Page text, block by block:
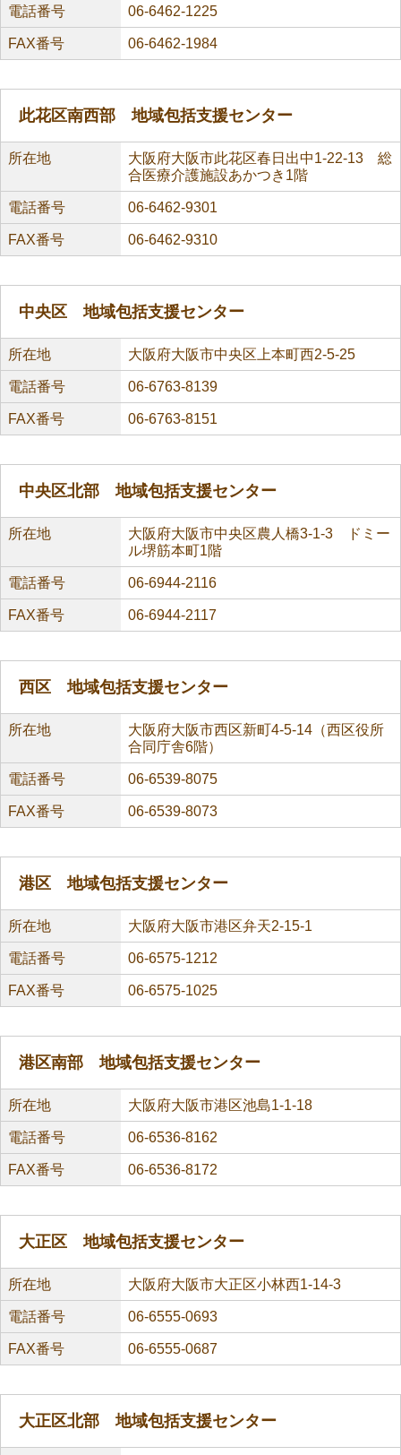
電話番号 06-6462-1225
FAX番号 06-6462-1984
此花区南西部 地域包括支援センター
所在地
大阪府大阪市此花区春日出中1-22-13 総
合医療介護施設あかつき1階
電話番号 06-6462-9301
FAX番号 06-6462-9310
中央区 地域包括支援センター
所在地 大阪府大阪市中央区上本町西2-5-25
電話番号 06-6763-8139
FAX番号 06-6763-8151
中央区北部 地域包括支援センター
所在地
大阪府大阪市中央区農人橋3-1-3 ドミー
ル堺筋本町1階
電話番号 06-6944-2116
FAX番号 06-6944-2117
西区 地域包括支援センター
所在地
大阪府大阪市西区新町4-5-14（西区役所
合同庁舎6階）
電話番号 06-6539-8075
FAX番号 06-6539-8073
港区 地域包括支援センター
所在地 大阪府大阪市港区弁天2-15-1
電話番号 06-6575-1212
FAX番号 06-6575-1025
港区南部 地域包括支援センター
所在地 大阪府大阪市港区池島1-1-18
電話番号 06-6536-8162
FAX番号 06-6536-8172
大正区 地域包括支援センター
所在地 大阪府大阪市大正区小林西1-14-3
電話番号 06-6555-0693
FAX番号 06-6555-0687
大正区北部 地域包括支援センター